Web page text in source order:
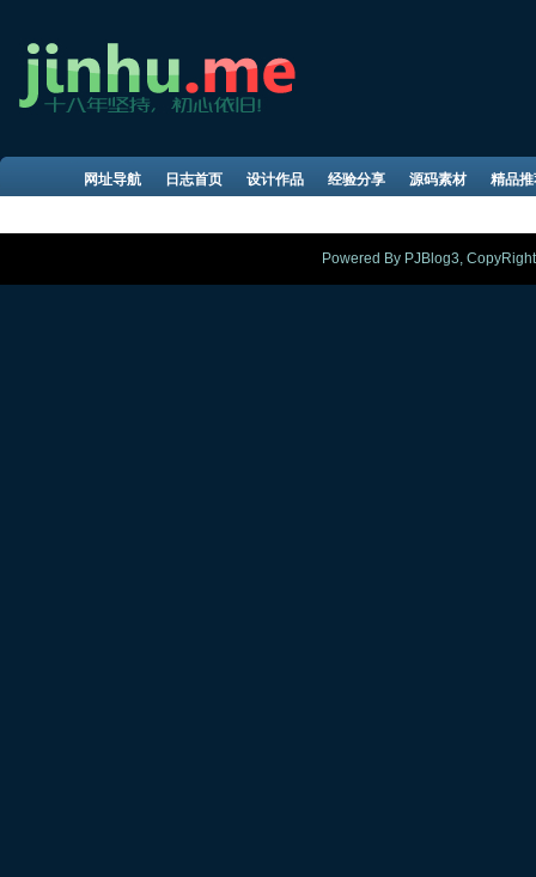
网址导航 日志首页 设计作品 经验分享 源码素材 精品
Powered By PJBlog3,